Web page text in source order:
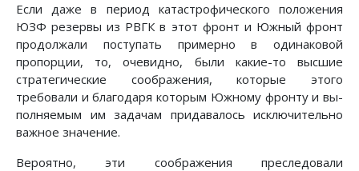
Если даже в период катастрофического положения
ЮЗФ резервы из РВГК в этот фронт и Южный фронт
продолжали поступать примерно в одинаковой
пропорции, то, очевидно, были какие-то высшие
стратегические соображения, которые этого
требовали и благодаря которым Южному фронту и вы­
полняемым им задачам придавалось исключительно
важное значение.
Вероятно, эти соображения преследовали